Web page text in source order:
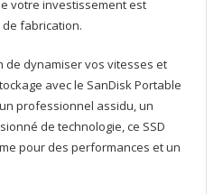
votre investissement est
fabrication.
de dynamiser vos vitesses et
avec le SanDisk Portable
professionnel assidu, un
de technologie, ce SSD
pour des performances et un